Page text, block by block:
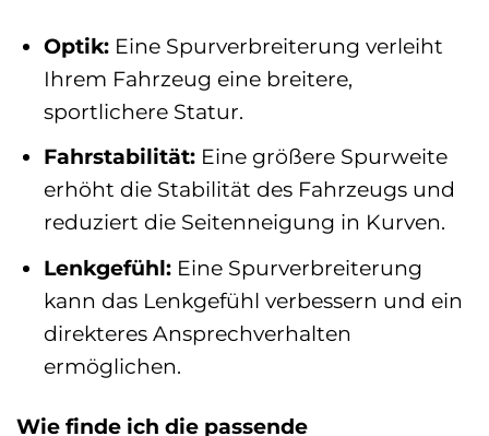
Optik:Eine Spurverbreiterung verleiht
Ihrem Fahrzeug eine breitere,
sportlichere Statur.
Fahrstabilität:Eine größere Spurweite
erhöht die Stabilität des Fahrzeugs und
reduziert die Seitenneigung in Kurven.
Lenkgefühl:Eine Spurverbreiterung
kann das Lenkgefühl verbessern und ein
direkteres Ansprechverhalten
ermöglichen.
Wie finde ich die passende